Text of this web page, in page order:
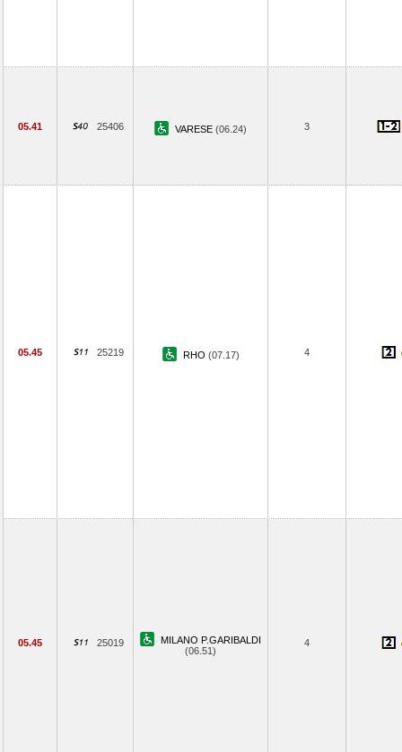
05.41 25406 VARESE (06.24) 3
05.45 25219 RHO (07.17) 4
05.45 25019
MILANO P.GARIBALDI
(06.51)
4